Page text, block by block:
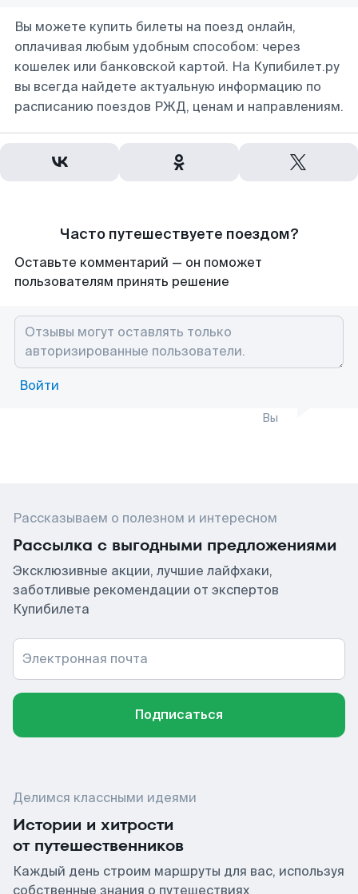
Вы можете купить билеты на поезд онлайн,
оплачивая любым удобным способом: через
кошелек или банковской картой. На Купибилет.ру
вы всегда найдете актуальную информацию по
расписанию поездов РЖД, ценам и направлениям.
Часто путешествуете поездом?
Оставьте комментарий — он поможет
пользователям принять решение
Войти
Вы
Рассказываем о полезном и интересном
Рассылка с выгодными предложениями
Эксклюзивные акции, лучшие лайфхаки,
заботливые рекомендации от экспертов
Купибилета
Электронная почта
Подписаться
Делимся классными идеями
Истории и хитрости
от путешественников
Каждый день строим маршруты для вас, используя
собственные знания о путешествиях